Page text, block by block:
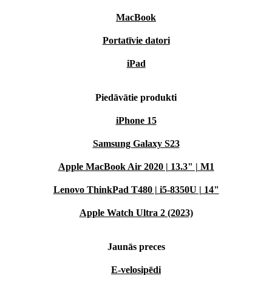
MacBook
Portatīvie datori
iPad
Piedāvātie produkti
iPhone 15
Samsung Galaxy S23
Apple MacBook Air 2020 | 13.3" | M1
Lenovo ThinkPad T480 | i5-8350U | 14"
Apple Watch Ultra 2 (2023)
Jaunās preces
E-velosipēdi